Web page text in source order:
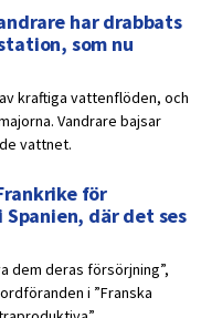
har drabbats
som nu
kraftiga vattenflöden, och
Vandrare bajsar
vattnet.
för
där det ses
dem deras försörjning”,
i ”Franska